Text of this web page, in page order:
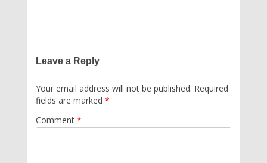
Leave a Reply
Your email address will not be published. Required
fields are marked *
Comment *